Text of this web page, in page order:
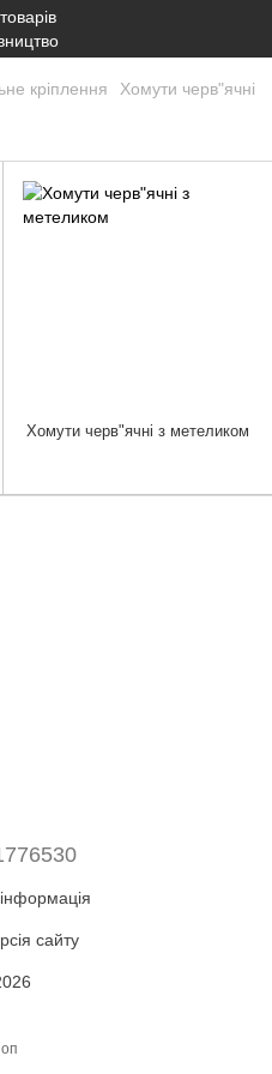
кріплення Хомути черв"ячні
Хомути черв"ячні з метеликом
сайту